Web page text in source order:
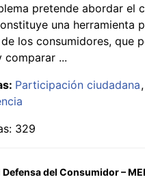
pretende abordar el
una herramienta
los consumidores, que
comparar ...
Participación ciudadana
329
del Consumidor –